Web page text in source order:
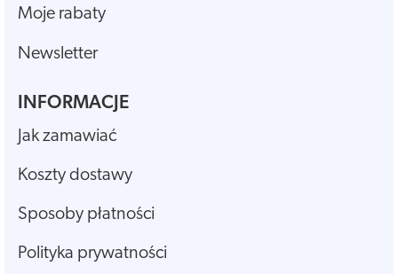
Moje rabaty
Newsletter
INFORMACJE
Jak zamawiać
Koszty dostawy
Sposoby płatności
Polityka prywatności